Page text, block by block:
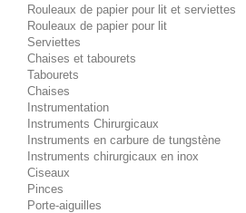
Rouleaux de papier pour lit et serviettes
Rouleaux de papier pour lit
Serviettes
Chaises et tabourets
Tabourets
Chaises
Instrumentation
Instruments Chirurgicaux
Instruments en carbure de tungstène
Instruments chirurgicaux en inox
Ciseaux
Pinces
Porte-aiguilles